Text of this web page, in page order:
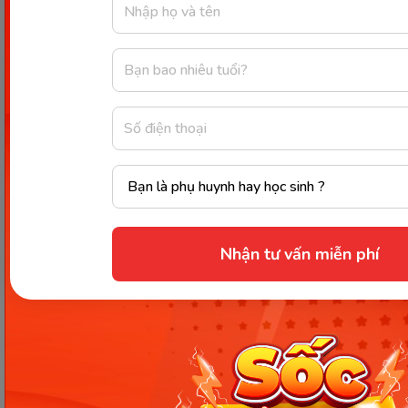
Nhận tư vấn miễn phí
Để vẽ đầu con mèo, các bé sẽ vẽ một hình tròn ở
ngay chính giữa tờ giấy, hơi cao một chút.
Các bước vẽ con mèo – bước 1. (Ảnh: Sưu tầm internet)
Bước 2: Vẽ mắt và mũi mèo